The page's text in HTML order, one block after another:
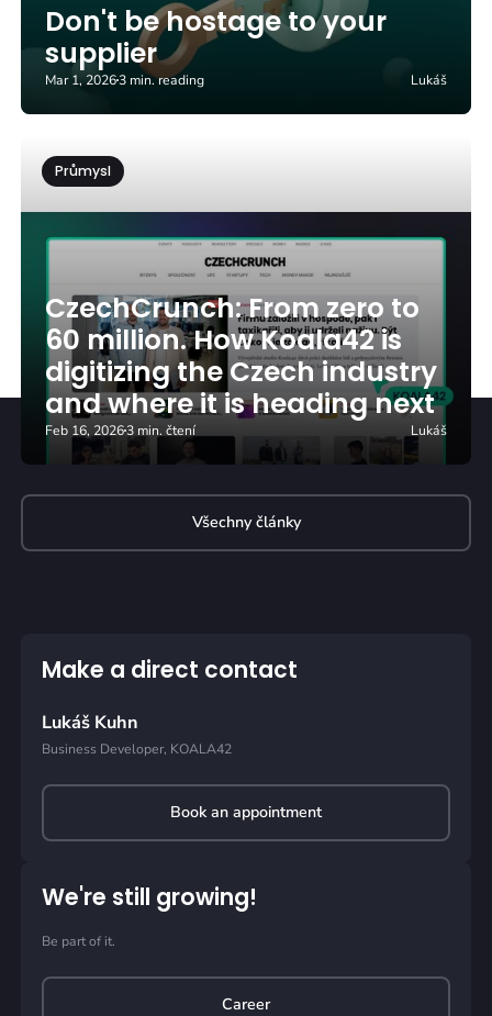
Don't be hostage to your
supplier
Mar 1, 20263 min. reading Lukáš
Průmysl
CzechCrunch: From zero to
60 million. How Koala42 is
digitizing the Czech industry
and where it is heading next
Feb 16, 20263 min. čtení Lukáš
Všechny články
Make a direct contact
Lukáš Kuhn
Business Developer, KOALA42
Book an appointment
We're still growing!
Be part of it.
Career